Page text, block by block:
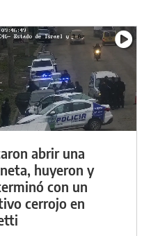
abrir una
huyeron y
con un
cerrojo en